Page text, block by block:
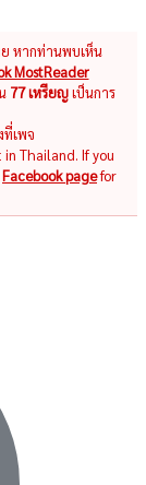
หากท่านพบเห็น
MostReader
77 เหรียญเป็นการ
เพจ
Thailand. If you
Facebook pagefor